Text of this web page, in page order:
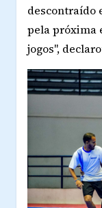
descontraído
pela próxima
jogos",